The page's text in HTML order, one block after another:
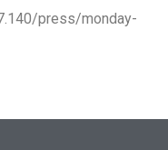
press/monday-